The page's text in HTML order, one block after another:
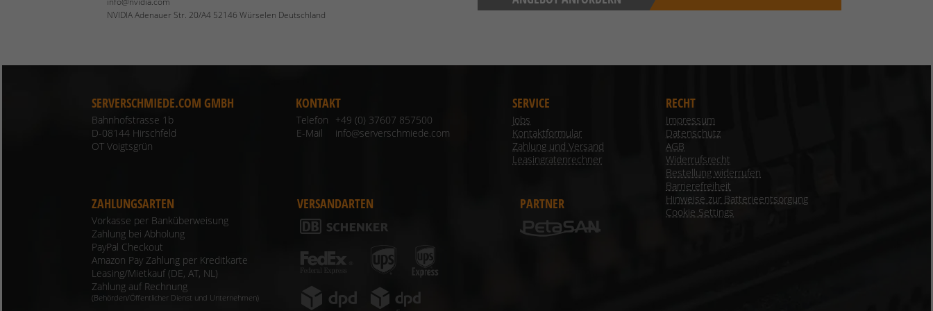
NVIDIA Adenauer Str. 20/A4 52146 Würselen Deutschland
SERVERSCHMIEDE.COM GMBH
Bahnhofstrasse 1b
D-08144 Hirschfeld
OT Voigtsgrün
KONTAKT
Telefon
+49 (0) 37607 857500
E-Mail
info@serverschmiede.com
SERVICE
Jobs
Kontaktformular
Zahlung und Versand
Leasingratenrechner
RECHT
Impressum
Datenschutz
AGB
Widerrufsrecht
Bestellung widerrufen
Barrierefreiheit
Hinweise zur Batterieentsorgung
Cookie Settings
ZAHLUNGSARTEN
Vorkasse per Banküberweisung
Zahlung bei Abholung
PayPal Checkout
Amazon Pay Zahlung per Kreditkarte
Leasing/Mietkauf (DE, AT, NL)
Zahlung auf Rechnung
(Behörden/Öffentlicher Dienst und Unternehmen)
VERSANDARTEN PARTNER